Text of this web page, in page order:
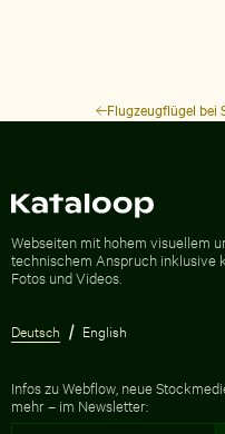
Flugzeugflügel bei
Webseiten mit hohem visuellem
technischem Anspruch inklusive
Fotos und Videos.
Deutsch English
Infos zu Webflow, neue
mehr – im Newsletter: